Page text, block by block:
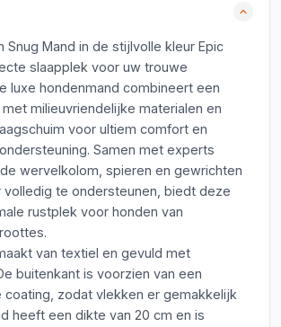
Snug Mand in de stijlvolle kleur Epic
slaapplek voor uw trouwe
luxe hondenmand combineert een
milieuvriendelijke materialen en
voor ultiem comfort en
Samen met experts
wervelkolom, spieren en gewrichten
volledig te ondersteunen, biedt deze
rustplek voor honden van
van textiel en gevuld met
buitenkant is voorzien van een
zodat vlekken er gemakkelijk
heeft een dikte van 20 cm en is